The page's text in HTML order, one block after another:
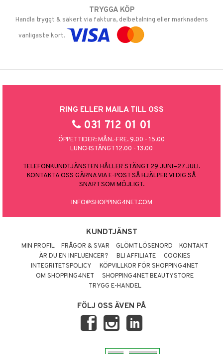
TRYGGA KÖP
Handla tryggt & säkert via faktura, delbetalning eller marknadens
vanligaste kort.
RING ELLER MAILA TILL OSS
031 712 01 01
ÖPPETTIDER: MÅN.-FRE. 9.00 - 15.00
LUNCHSTÄNGT 12.00 - 13.00
TELEFONKUNDTJÄNSTEN HÅLLER STÄNGT 29 JUNI–27 JULI.
KONTAKTA OSS GÄRNA VIA E-POST SÅ HJÄLPER VI DIG SÅ
SNART SOM MÖJLIGT.
INFO@SHOPPING4NET.COM
KUNDTJÄNST
MIN PROFIL FRÅGOR & SVAR GLÖMT LÖSENORD
KONTAKT
ÄR DU EN INFLUENCER?
BLI AFFILIATE
COOKIES
INTEGRITETSPOLICY
KÖPVILLKOR FÖR SHOPPING4NET
OM SHOPPING4NET
SHOPPING4NET BEAUTYSTORE
TRYGG E-HANDEL
FÖLJ OSS ÄVEN PÅ